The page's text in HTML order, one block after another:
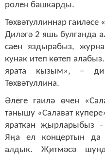
ролен башкарды.
Төхвәтуллиннар
Диләгә 2 яшь булганда
саен яздырабыз,
кунак итеп көтеп
ярата кызым», – ди
Төхвәтуллина.
Әлеге гаилә өчен
танышу «Салават
яраткан җырларыбыз
Яңа ел концертын да
алдык. Җитмәсә